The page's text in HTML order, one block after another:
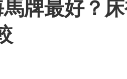
馬牌最好？